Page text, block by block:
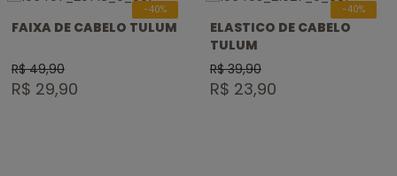
FAIXA DE CABELO TULUM
R$ 49,90
R$ 29,90
-40%
ELASTICO DE CABELO
TULUM
R$ 39,90
R$ 23,90
-40%